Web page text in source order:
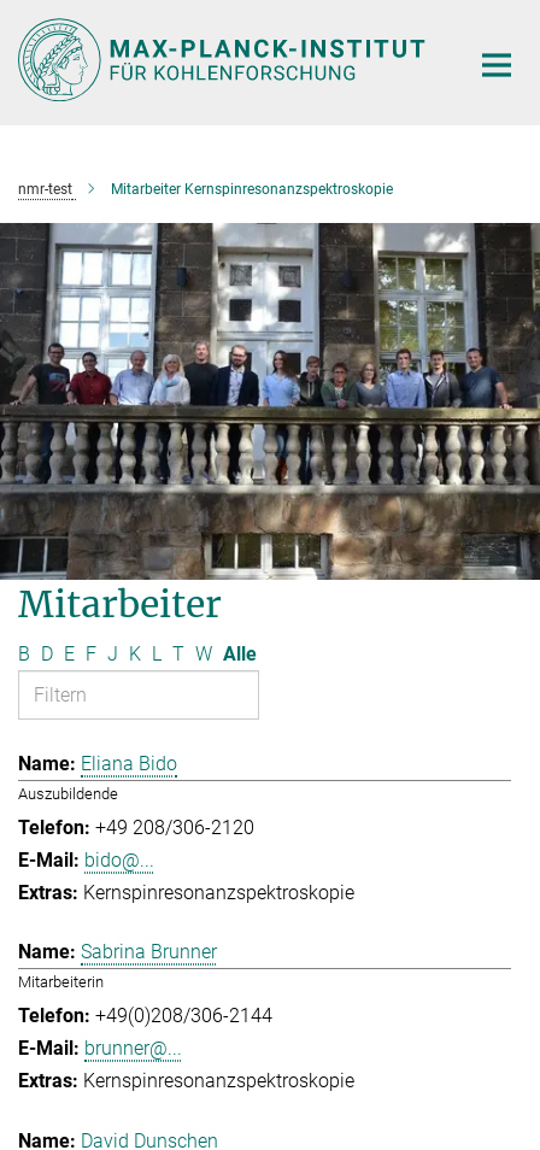
Hauptinhalt
nmr-test Mitarbeiter Kernspinresonanzspektroskopie
Mitarbeiter
B D E F J K L T W Alle
Eliana Bido
Auszubildende
+49 208/306-2120
bido@...
Kernspinresonanzspektroskopie
Sabrina Brunner
Mitarbeiterin
+49(0)208/306-2144
brunner@...
Kernspinresonanzspektroskopie
David Dunschen